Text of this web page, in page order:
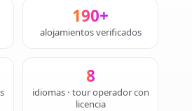
190+
alojamientos verificados
8
idiomas · tour operador con
licencia